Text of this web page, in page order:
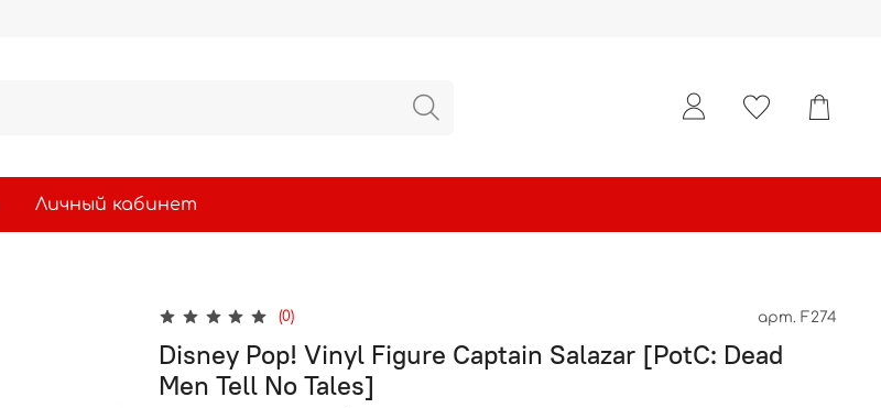
Личный кабинет
(0) арт. F274
Disney Pop! Vinyl Figure Captain Salazar [PotC: Dead
Men Tell No Tales]